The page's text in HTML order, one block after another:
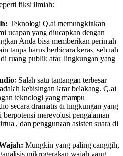
fiksi ilmiah:
Teknologi Q.ai memungkinkan
ucapan yang diucapkan dengan
Anda bisa memberikan perintah
tanpa harus berbicara keras, sebuah
ruang publik atau lingkungan yang
Salah satu tantangan terbesar
kebisingan latar belakang. Q.ai
teknologi yang mampu
secara dramatis di lingkungan yang
merevolusi pengalaman
dan penggunaan asisten suara di
Mungkin yang paling canggih,
mikrogerakan wajah yang